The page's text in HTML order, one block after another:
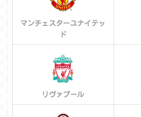
マンチェスターユナイテッ
ド
リヴァプール